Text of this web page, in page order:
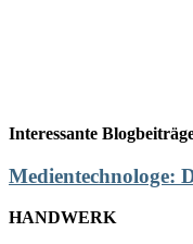
Interessante
Medientechnologe:
HANDWERK